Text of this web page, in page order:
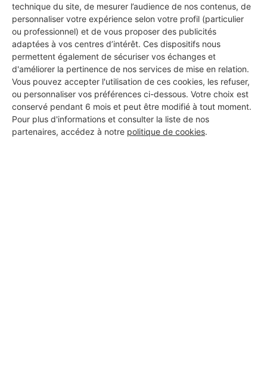
technique du site, de mesurer l’audience de nos contenus, de
personnaliser votre expérience selon votre profil (particulier
ou professionnel) et de vous proposer des publicités
adaptées à vos centres d’intérêt. Ces dispositifs nous
permettent également de sécuriser vos échanges et
d'améliorer la pertinence de nos services de mise en relation.
Vous pouvez accepter l'utilisation de ces cookies, les refuser,
ou personnaliser vos préférences ci-dessous. Votre choix est
conservé pendant 6 mois et peut être modifié à tout moment.
Pour plus d'informations et consulter la liste de nos
partenaires, accédez à notre politique de cookies.
DEMANDER UN DEVIS